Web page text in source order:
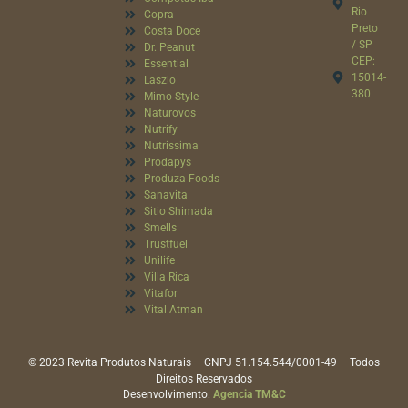
Copra
Costa Doce
Dr. Peanut
Essential
Laszlo
Mimo Style
Naturovos
Nutrify
Nutrissima
Prodapys
Produza Foods
Sanavita
Sitio Shimada
Smells
Trustfuel
Unilife
Villa Rica
Vitafor
Vital Atman
Rio
Preto
/ SP
CEP:
15014-
380
© 2023 Revita Produtos Naturais – CNPJ 51.154.544/0001-49 – Todos
Direitos Reservados
Desenvolvimento: Agencia TM&C